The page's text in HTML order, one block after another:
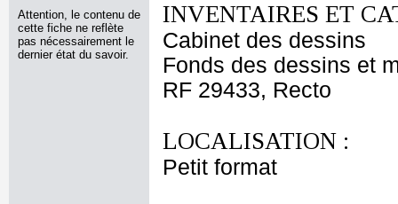
Attention, le contenu de
cette fiche ne reflète
pas nécessairement le
dernier état du savoir.
INVENTAIRES ET
Cabinet des dessins
Fonds des dessins et
RF 29433, Recto
LOCALISATION :
Petit format